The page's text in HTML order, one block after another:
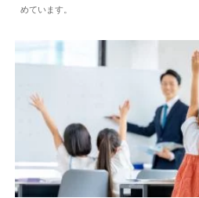
めています。